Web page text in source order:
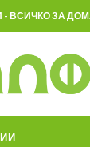
- ВСИЧКО ЗА